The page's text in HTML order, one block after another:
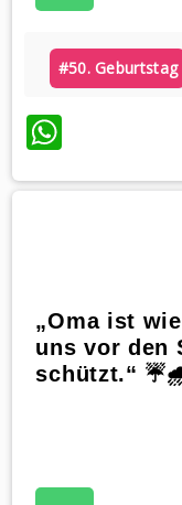
#50. Geburtstag
„Oma ist
uns vor den
schützt.“